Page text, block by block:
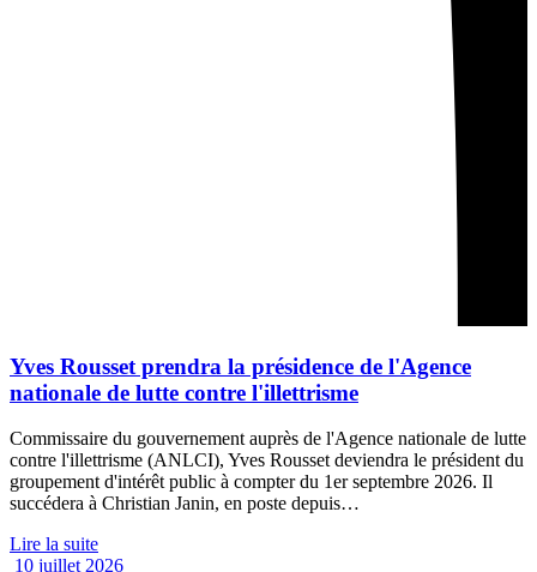
Yves Rousset prendra la présidence de l'Agence
nationale de lutte contre l'illettrisme
Commissaire du gouvernement auprès de l'Agence nationale de lutte
contre l'illettrisme (ANLCI), Yves Rousset deviendra le président du
groupement d'intérêt public à compter du 1er septembre 2026. Il
succédera à Christian Janin, en poste depuis…
Lire la suite
10 juillet 2026